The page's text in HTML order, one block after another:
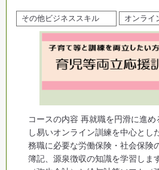
その他ビジネススキル オンライ
コースの内容 再就職を円滑に進
し易いオンライン訓練を中心とし
務職に必要な労働保険・社会保険
簿記、源泉徴収の知識を学習しま